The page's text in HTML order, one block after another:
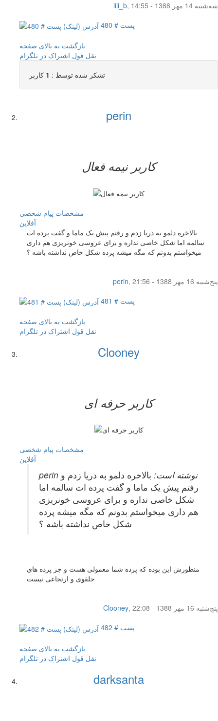
lili_b,
سه‌شنبه 14 مهر 1388 - 14:55
پست # 480
بازگشت به بالای صفحه
نقل قول اشتراک در تلگرام
تشکر شده توسط : 1 کاربر
perin
کاربر نيمه فعال
مشخصات پیام شخصی
آفلاين
بالاخره دلمو به دریا زدم و رفتم پیش یک ماما و گفت پرده ات
سالمه اما شکل خاصی نداره و برای عروسی خونریزی هم داری
میخواستم بدونم که مگه میشه پرده شکل خاص نداشته باشه ؟
perin,
پنج‌شنبه 16 مهر 1388 - 21:56
پست # 481
بازگشت به بالای صفحه
نقل قول اشتراک در تلگرام
Clooney
کاربر حرفه ای
مشخصات پیام شخصی
آفلاين
perin نوشته است: بالاخره دلمو به دریا زدم و
رفتم پیش یک ماما و گفت پرده ات سالمه اما
شکل خاصی نداره و برای عروسی خونریزی
هم داری میخواستم بدونم که مگه میشه پرده
شکل خاص نداشته باشه ؟
منظورش این بوده که پرده شما معمولی هست و جز پرده های
حلقوی و ارتجاعی نیست
Clooney,
پنج‌شنبه 16 مهر 1388 - 22:08
پست # 482
بازگشت به بالای صفحه
نقل قول اشتراک در تلگرام
darksanta